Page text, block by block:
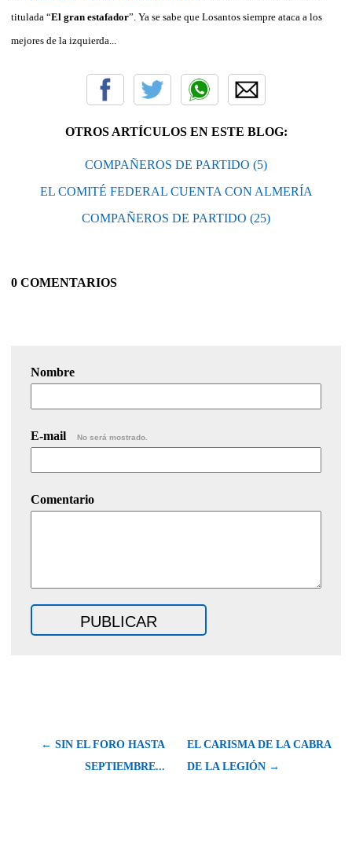
titulada “El gran estafador”. Ya se sabe que Losantos siempre ataca a los
mejores de la izquierda...
OTROS ARTÍCULOS EN ESTE BLOG:
COMPAÑEROS DE PARTIDO (5)
EL COMITÉ FEDERAL CUENTA CON ALMERÍA
COMPAÑEROS DE PARTIDO (25)
0 COMENTARIOS
Nombre
E-mail No será mostrado.
Comentario
← SIN EL FORO HASTA
SEPTIEMBRE...
EL CARISMA DE LA CABRA
DE LA LEGIÓN →